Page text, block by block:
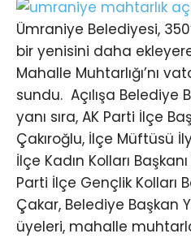
Ümraniye Belediyesi,
bir yenisini daha
Mahalle Muhtarlığı’nı
sundu. Açılışa Belediye
yanı sıra, AK Parti İlçe
Çakıroğlu, İlçe Müftüsü
İlçe Kadın Kolları
Parti İlçe Gençlik Kolları
Çakar, Belediye Başkan
üyeleri, mahalle